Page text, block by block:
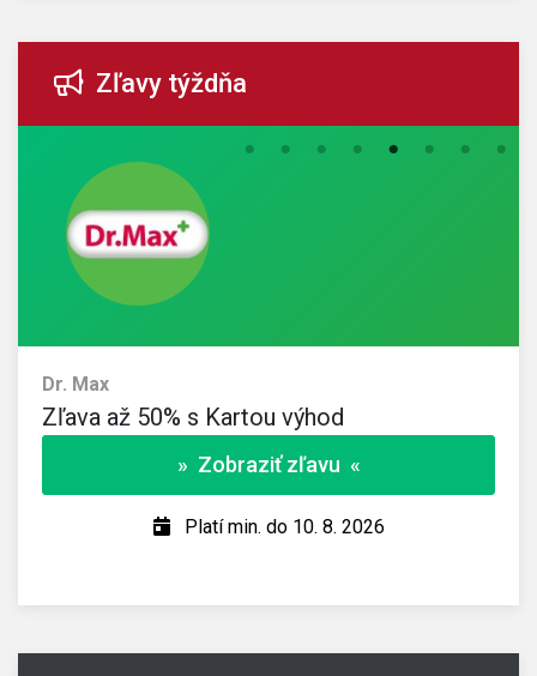
Zľavy týždňa
Dr. Max
Zľava až 50% s Kartou výhod
» Zobraziť zľavu «
Platí min. do 10. 8. 2026